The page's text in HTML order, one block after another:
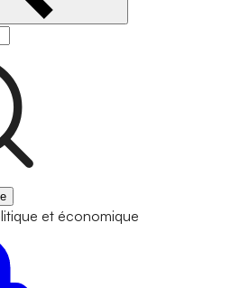
et économique